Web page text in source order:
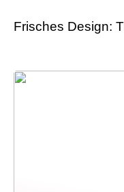
Frisches Design: